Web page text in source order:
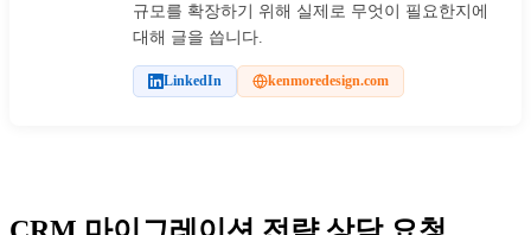
규모를 확장하기 위해 실제로 무엇이 필요한지에
대해 글을 씁니다.
LinkedIn kenmoredesign.com